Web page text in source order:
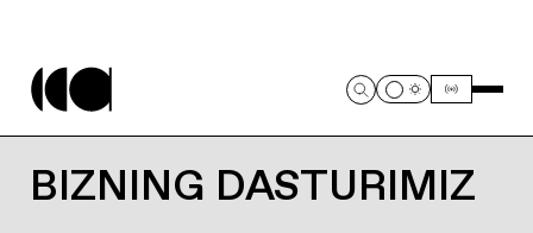
BIZNING DASTURIMIZ